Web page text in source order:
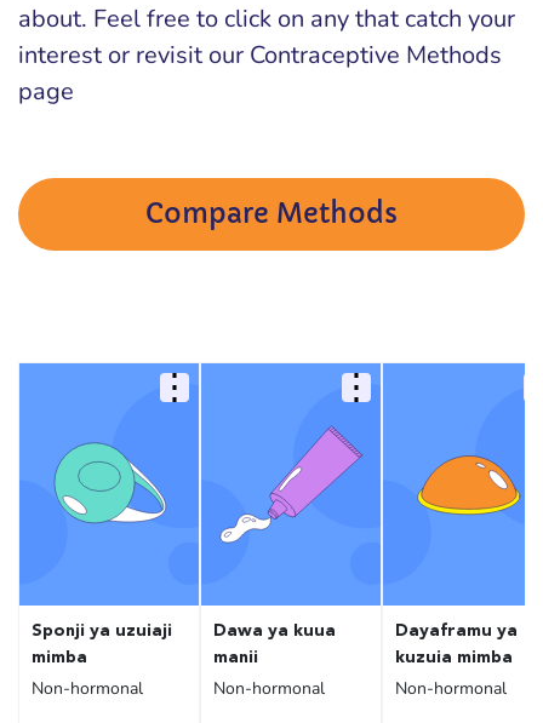
about. Feel free to click on any that catch your
interest or revisit our Contraceptive Methods
page
Compare Methods
Sponji ya uzuiaji
mimba
Non-hormonal
Dawa ya kuua
manii
Non-hormonal
Dayaframu ya
kuzuia mimba
Non-hormonal